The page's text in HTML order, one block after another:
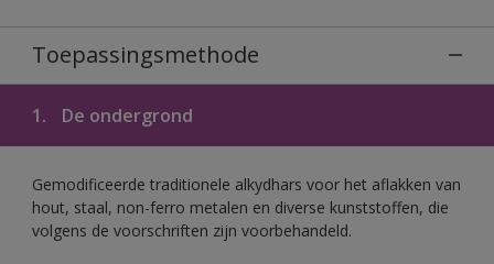
Toepassingsmethode
1. De ondergrond
Gemodificeerde traditionele alkydhars voor het aflakken van
hout, staal, non-ferro metalen en diverse kunststoffen, die
volgens de voorschriften zijn voorbehandeld.